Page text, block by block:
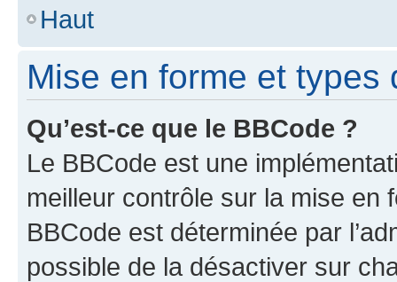
Haut
Mise en forme et types
Qu’est-ce que le BBCode ?
Le BBCode est une
meilleur contrôle sur la mise en
BBCode est déterminée par
possible de la désactiver sur